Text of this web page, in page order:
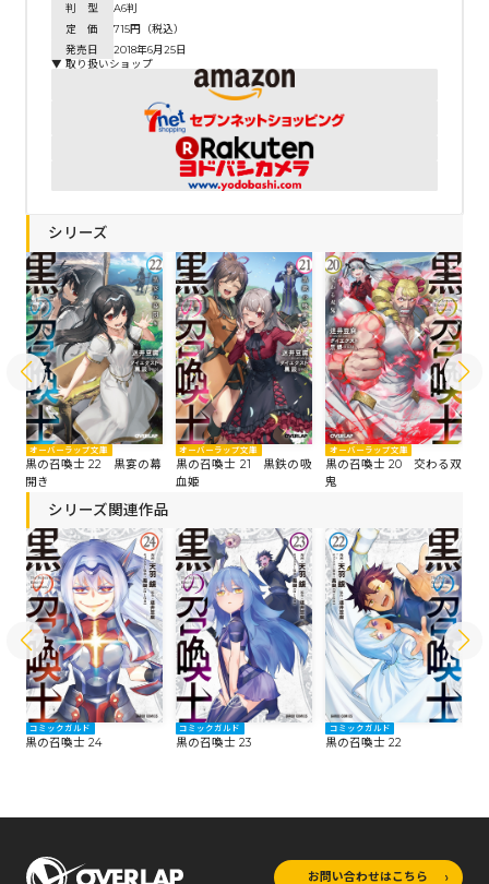
判 型
A6判
定 価
715円（税込）
発売日
2018年6月25日
▼ 取り扱いショップ
シリーズ
オーバーラップ文庫
黒の召喚士 22 黒宴の幕
開き
オーバーラップ文庫
黒の召喚士 21 黒鉄の吸
血姫
オーバーラップ文庫
黒の召喚士 20 交わる双
鬼
シリーズ関連作品
コミックガルド
黒の召喚士 24
コミックガルド
黒の召喚士 23
コミックガルド
黒の召喚士 22
お問い合わせはこちら